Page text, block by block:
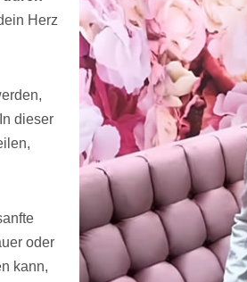
Herz
dieser
oder
kann,